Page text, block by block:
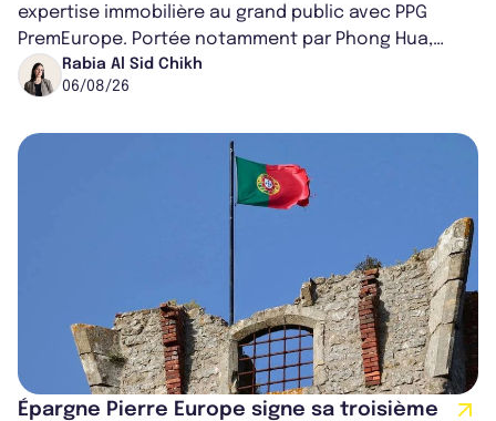
expertise immobilière au grand public avec PPG
PremEurope. Portée notamment par Phong Hua,
ancien directeur des investissements d...
Rabia Al Sid Chikh
06/08/26
Épargne Pierre Europe signe sa troisième